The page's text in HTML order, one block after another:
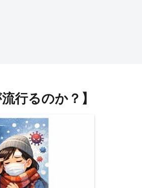
行るのか？】